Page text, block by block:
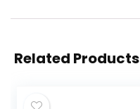
Related Products